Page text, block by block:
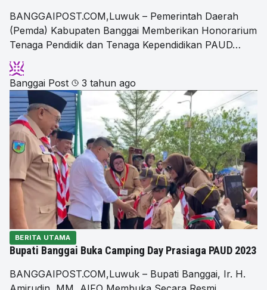
BANGGAIPOST.COM,Luwuk – Pemerintah Daerah
(Pemda) Kabupaten Banggai Memberikan Honorarium
Tenaga Pendidik dan Tenaga Kependidikan PAUD…
Banggai Post 3 tahun ago
BERITA UTAMA
Bupati Banggai Buka Camping Day Prasiaga PAUD 2023
BANGGAIPOST.COM,Luwuk – Bupati Banggai, Ir. H.